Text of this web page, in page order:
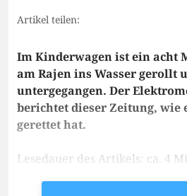
Artikel teilen:
Im Kinderwagen ist ein acht
am Rajen ins Wasser gerollt
untergegangen. Der
berichtet dieser Zeitung, wie
gerettet hat.
Lesedauer des Artikels: ca. 4